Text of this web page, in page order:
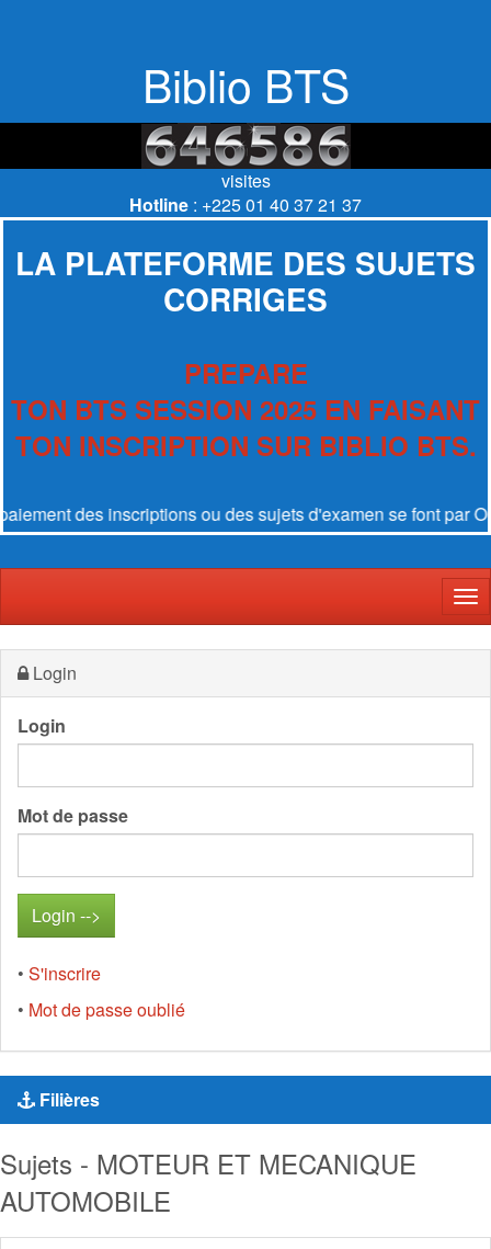
Biblio BTS
visites
Hotline : +225 01 40 37 21 37
LA PLATEFORME DES SUJETS
CORRIGES
PREPARE
TON BTS SESSION 2025 EN FAISANT
TON INSCRIPTION SUR BIBLIO BTS.
inscriptions ou des sujets d'examen se font parOrange
Login
Login
Mot de passe
• S'inscrire
• Mot de passe oublié
Filières
Sujets - MOTEUR ET MECANIQUE
AUTOMOBILE